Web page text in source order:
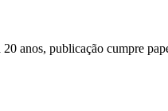
anos, publicação cumpre